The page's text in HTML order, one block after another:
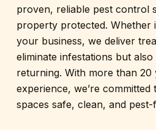
proven, reliable pest control
property protected. Whether
your business, we deliver
eliminate infestations but
returning. With more than
experience, we’re
spaces safe, clean, and pest-